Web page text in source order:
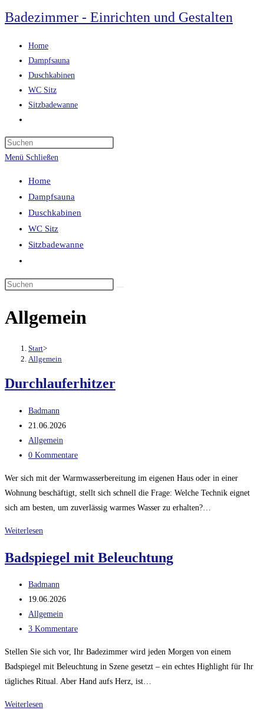
Zum
Inhalt
springen
Badezimmer - Einrichten und Gestalten
Home
Dampfsauna
Duschkabinen
WC Sitz
Sitzbadewanne
umschalten
Menü Schließen
Home
Dampfsauna
Duschkabinen
WC Sitz
Sitzbadewanne
umschalten
Allgemein
Start>
Allgemein
Durchlauferhitzer
Beitrags-
Autor:
Badmann
Beitrag
veröffentlicht:
21.06.2026
Beitrags-
Kategorie:
Allgemein
Beitrags-
0 Kommentare
Wer sich mit der Warmwasserbereitung im eigenen Haus oder in einer
Wohnung beschäftigt, stellt sich schnell die Frage: Welche Technik eignet
sich am besten, um zuverlässig warmes Wasser zu erhalten?…
Weiterlesen
Badspiegel mit Beleuchtung
Beitrags-
Autor:
Badmann
Beitrag
veröffentlicht:
19.06.2026
Beitrags-
Kategorie:
Allgemein
Beitrags-
3 Kommentare
Stellen Sie sich vor, Ihr Badezimmer wird jeden Morgen von einem
Badspiegel mit Beleuchtung in Szene gesetzt – ein echtes Highlight für Ihr
tägliches Ritual. Aber Hand aufs Herz, ist…
Weiterlesen